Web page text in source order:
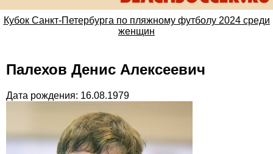
Кубок Санкт-Петербурга по пляжному футболу 2024 среди
женщин
Палехов Денис Алексеевич
Дата рождения: 16.08.1979